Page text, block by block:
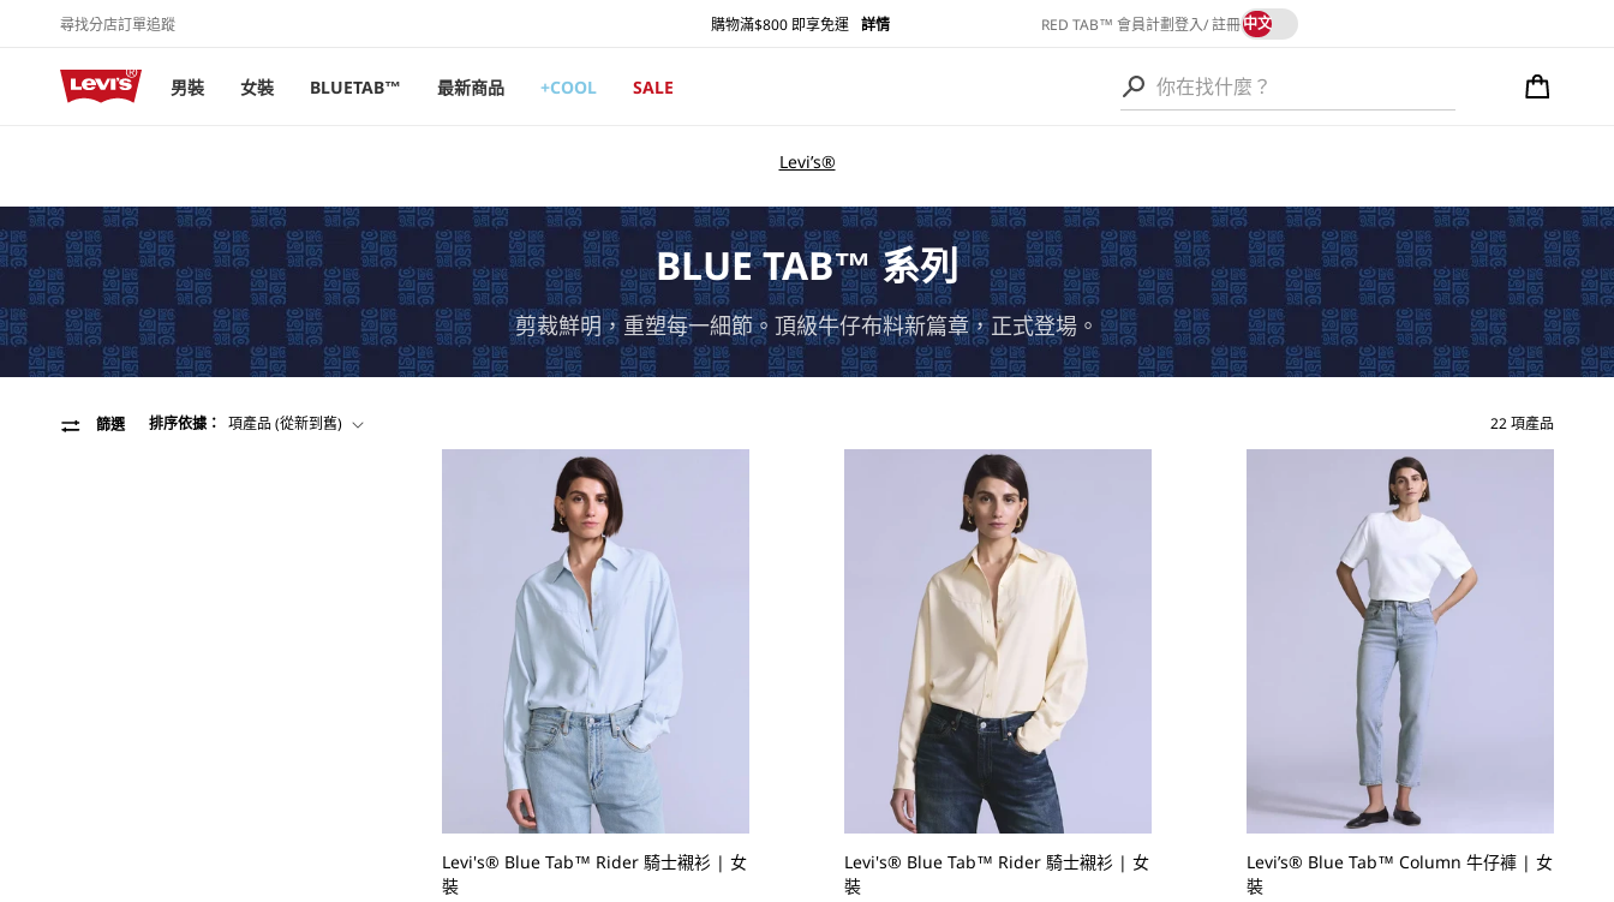
跳至內容
尋找分店訂單追蹤 購物滿$800 即享免運 詳情 RED TAB™ 會員計劃登入/ 註冊語
中文
語
物
男裝 女裝 BLUETAB™ 最新商品 +COOL SALE
Levi’s®
BLUE TAB™ 系列
剪裁鮮明，重塑每一細節。頂級牛仔布料新篇章，正式登場。
篩選 排序依據： 22 項產品
Levi's® Blue Tab™ Rider 騎士襯衫 | 女
裝
Levi's® Blue Tab™ Rider 騎士襯衫 | 女
裝
Levi’s® Blue Tab™ Column 牛仔褲 | 女
裝